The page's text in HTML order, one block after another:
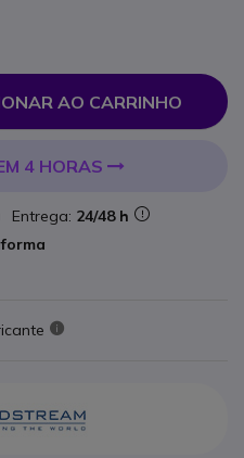
AO CARRINHO
4 HORAS
Entrega: 24/48 h